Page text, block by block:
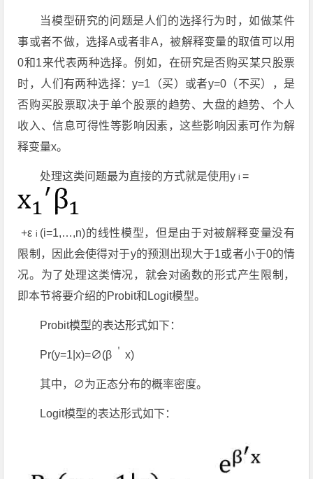
当模型研究的问题是人们的选择行为时，如做某件
事或者不做，选择A或者非A，被解释变量的取值可以用
0和1来代表两种选择。例如，在研究是否购买某只股票
时，人们有两种选择：y=1（买）或者y=0（不买），是
否购买股票取决于单个股票的趋势、大盘的趋势、个人
收入、信息可得性等影响因素，这些影响因素可作为解
释变量x。
处理这类问题最为直接的方式就是使用yi=
+ε i (i=1,…,n)的线性模型，但是由于对被解释变量没有
限制，因此会使得对于y的预测出现大于1或者小于0的情
况。为了处理这类情况，就会对函数的形式产生限制，
即本节将要介绍的Probit和Logit模型。
Probit模型的表达形式如下：
Pr(y=1|x)=∅(β ＇x)
其中，∅为正态分布的概率密度。
Logit模型的表达形式如下：